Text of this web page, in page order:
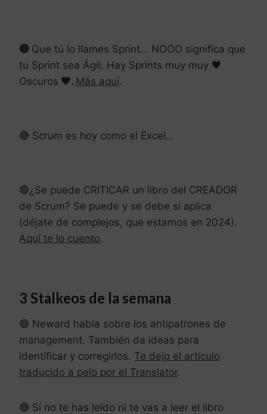
🔴 Que tú lo llames Sprint… NOOO significa que
tu Sprint sea Ágil. Hay Sprints muy muy 🖤
Oscuros 🖤. Más aquí.
🔴 Scrum es hoy como el Excel…
🔴¿Se puede CRITICAR un libro del CREADOR
de Scrum? Se puede y se debe si aplica
(déjate de complejos, que estamos en 2024).
Aquí te lo cuento.
3 Stalkeos de la semana
🔴 Neward habla sobre los antipatrones de
management. También da ideas para
identificar y corregirlos. Te dejo el articulo
traducido a pelo por el Translator.
🔴 Si no te has leído ni te vas a leer el libro